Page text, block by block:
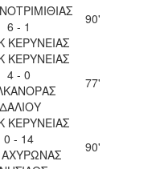
6 - 1
ΚΕΡΥΝΕΙΑΣ
90'
ΚΕΡΥΝΕΙΑΣ
4 - 0
77'
ΚΕΡΥΝΕΙΑΣ
0 - 14
90'